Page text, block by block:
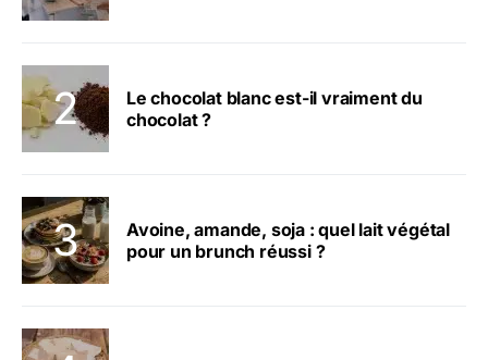
Le chocolat blanc est-il vraiment du
chocolat ?
Avoine, amande, soja : quel lait végétal
pour un brunch réussi ?